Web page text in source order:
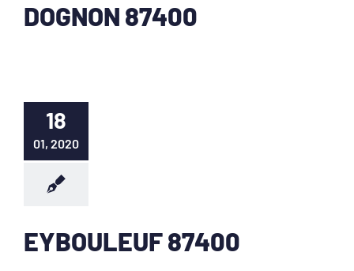
DOGNON 87400
18
01, 2020
EYBOULEUF 87400